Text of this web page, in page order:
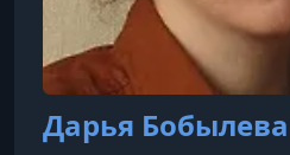
Дарья Бобылева